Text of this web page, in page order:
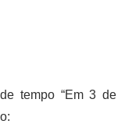
tempo “Em 3 de